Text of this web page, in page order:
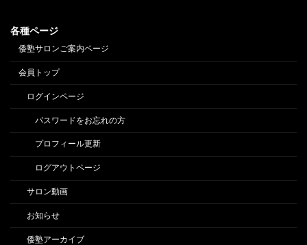
各種ページ
倭塾サロンご案内ページ
会員トップ
ログインページ
パスワードをお忘れの方
プロフィール更新
ログアウトページ
サロン動画
お知らせ
倭塾アーカイブ